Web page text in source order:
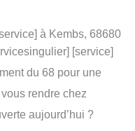
à Kembs, 68680
[service]
du 68 pour une
rendre chez
aujourd’hui ?